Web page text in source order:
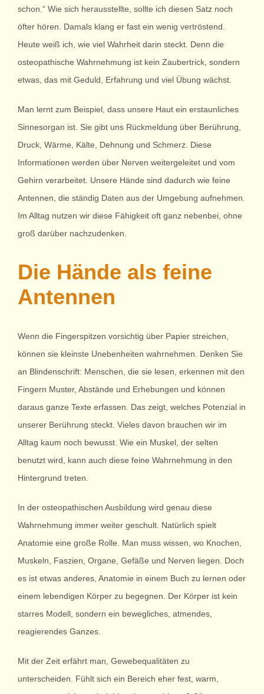
schon.“ Wie sich herausstellte, sollte ich diesen Satz noch
öfter hören. Damals klang er fast ein wenig vertröstend.
Heute weiß ich, wie viel Wahrheit darin steckt. Denn die
osteopathische Wahrnehmung ist kein Zaubertrick, sondern
etwas, das mit Geduld, Erfahrung und viel Übung wächst.
Man lernt zum Beispiel, dass unsere Haut ein erstaunliches
Sinnesorgan ist. Sie gibt uns Rückmeldung über Berührung,
Druck, Wärme, Kälte, Dehnung und Schmerz. Diese
Informationen werden über Nerven weitergeleitet und vom
Gehirn verarbeitet. Unsere Hände sind dadurch wie feine
Antennen, die ständig Daten aus der Umgebung aufnehmen.
Im Alltag nutzen wir diese Fähigkeit oft ganz nebenbei, ohne
groß darüber nachzudenken.
Die Hände als feine
Antennen
Wenn die Fingerspitzen vorsichtig über Papier streichen,
können sie kleinste Unebenheiten wahrnehmen. Denken Sie
an Blindenschrift: Menschen, die sie lesen, erkennen mit den
Fingern Muster, Abstände und Erhebungen und können
daraus ganze Texte erfassen. Das zeigt, welches Potenzial in
unserer Berührung steckt. Vieles davon brauchen wir im
Alltag kaum noch bewusst. Wie ein Muskel, der selten
benutzt wird, kann auch diese feine Wahrnehmung in den
Hintergrund treten.
In der osteopathischen Ausbildung wird genau diese
Wahrnehmung immer weiter geschult. Natürlich spielt
Anatomie eine große Rolle. Man muss wissen, wo Knochen,
Muskeln, Faszien, Organe, Gefäße und Nerven liegen. Doch
es ist etwas anderes, Anatomie in einem Buch zu lernen oder
einem lebendigen Körper zu begegnen. Der Körper ist kein
starres Modell, sondern ein bewegliches, atmendes,
reagierendes Ganzes.
Mit der Zeit erfährt man, Gewebequalitäten zu
unterscheiden. Fühlt sich ein Bereich eher fest, warm,